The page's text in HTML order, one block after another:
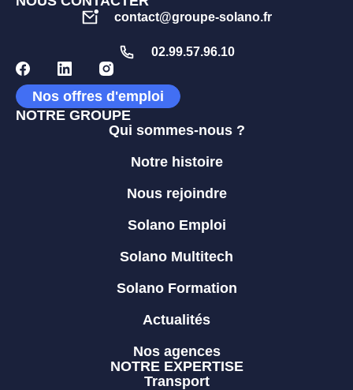
contact@groupe-solano.fr
02.99.57.96.10
Nos offres d'emploi
NOTRE GROUPE
Qui sommes-nous ?
Notre histoire
Nous rejoindre
Solano Emploi
Solano Multitech
Solano Formation
Actualités
Nos agences
NOTRE EXPERTISE
Transport